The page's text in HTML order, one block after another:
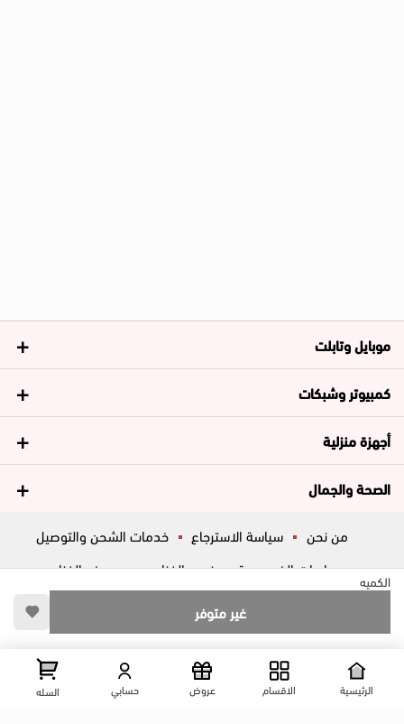
الكميه
غير متوفر
موبايل وتابلت
كمبيوتر وشبكات
أجهزة منزلية
الصحة والجمال
من نحن سياسة الاسترجاع
خدمات الشحن والتوصيل
سياسات الخصوصية
فروع الغزاوي
عروض الغزاوي
شارع المكاتب, الزقازيق , الشرقية, مصر عرض علي الخريطه
الرئيسية الاقسام عروض حسابي السله